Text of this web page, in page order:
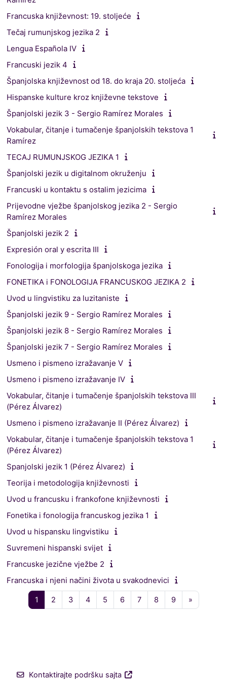
Francuska književnost: 19. stoljeće
Tečaj rumunjskog jezika 2
Lengua Española IV
Francuski jezik 4
Španjolska književnost od 18. do kraja 20. stoljeća
Hispanske kulture kroz književne tekstove
Španjolski jezik 3 - Sergio Ramírez Morales
Vokabular, čitanje i tumačenje španjolskih tekstova 1
Ramírez
TECAJ RUMUNJSKOG JEZIKA 1
Španjolski jezik u digitalnom okruženju
Francuski u kontaktu s ostalim jezicima
Prijevodne vježbe španjolskog jezika 2 - Sergio
Ramírez Morales
Španjolski jezik 2
Expresión oral y escrita III
Fonologija i morfologija španjolskoga jezika
FONETIKA i FONOLOGIJA FRANCUSKOG JEZIKA 2
Uvod u lingvistiku za luzitaniste
Španjolski jezik 9 - Sergio Ramírez Morales
Španjolski jezik 8 - Sergio Ramírez Morales
Španjolski jezik 7 - Sergio Ramírez Morales
Usmeno i pismeno izražavanje V
Usmeno i pismeno izražavanje IV
Vokabular, čitanje i tumačenje španjolskih tekstova III
(Pérez Álvarez)
Usmeno i pismeno izražavanje II (Pérez Álvarez)
Vokabular, čitanje i tumačenje španjolskih tekstova 1
(Pérez Álvarez)
Spanjolski jezik 1 (Pérez Álvarez)
Teorija i metodologija književnosti
Uvod u francusku i frankofone književnosti
Fonetika i fonologija francuskog jezika 1
Uvod u hispansku lingvistiku
Suvremeni hispanski svijet
Francuske jezične vježbe 2
Francuska i njeni načini života u svakodnevici
1 Stranica 1
2Stranica 2
3Stranica 3
4Stranica 4
5Stranica 5
6Stranica 6
7Stranica 7
8Stranica 8
9Stranica 9
»Sledeća
Kontaktirajte podršku sajta